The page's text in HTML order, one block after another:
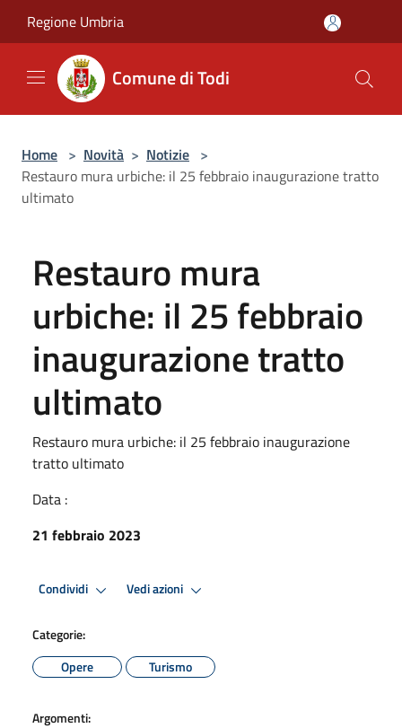
Regione Umbria
Comune di Todi
Home > Novità > Notizie >
Restauro mura urbiche: il 25 febbraio inaugurazione tratto
ultimato
Restauro mura
urbiche: il 25 febbraio
inaugurazione tratto
ultimato
Restauro mura urbiche: il 25 febbraio inaugurazione
tratto ultimato
Data :
21 febbraio 2023
Condividi Vedi azioni
Categorie:
Opere
Turismo
Argomenti: